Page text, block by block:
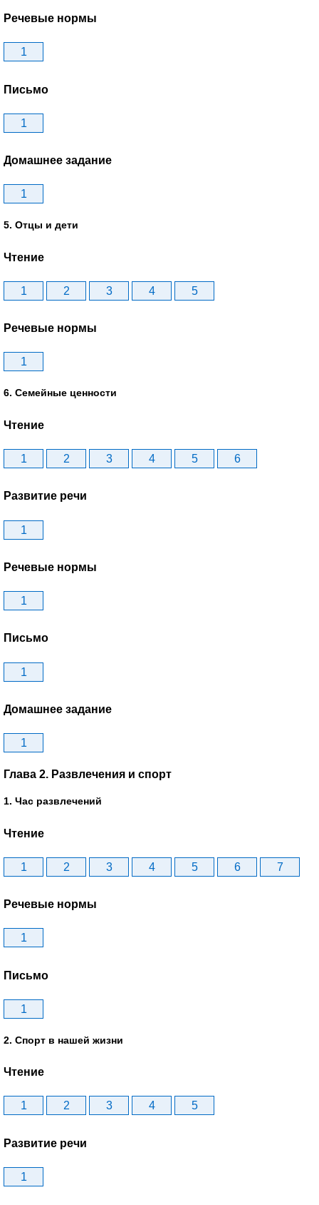
Речевые нормы
1
Письмо
1
Домашнее задание
1
5. Отцы и дети
Чтение
1 2 3 4 5
Речевые нормы
1
6. Семейные ценности
Чтение
1 2 3 4 5 6
Развитие речи
1
Речевые нормы
1
Письмо
1
Домашнее задание
1
Глава 2. Развлечения и спорт
1. Час развлечений
Чтение
1 2 3 4 5 6 7
Речевые нормы
1
Письмо
1
2. Спорт в нашей жизни
Чтение
1 2 3 4 5
Развитие речи
1